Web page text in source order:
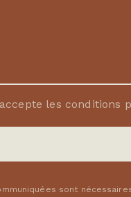
les conditions
sont